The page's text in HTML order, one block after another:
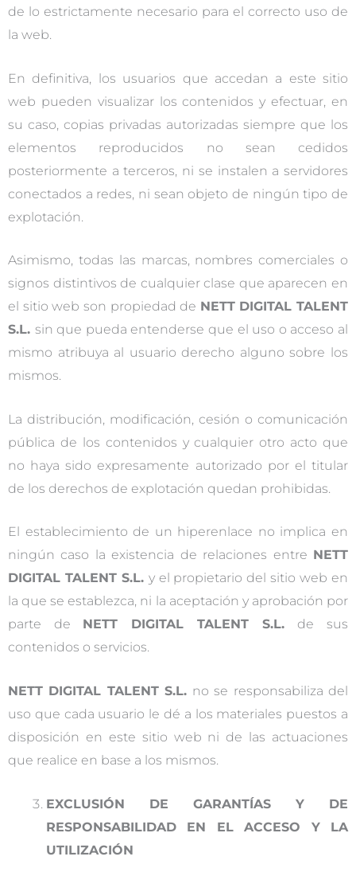
de lo estrictamente necesario para el correcto uso de
la web.
En definitiva, los usuarios que accedan a este sitio
web pueden visualizar los contenidos y efectuar, en
su caso, copias privadas autorizadas siempre que los
elementos reproducidos no sean cedidos
posteriormente a terceros, ni se instalen a servidores
conectados a redes, ni sean objeto de ningún tipo de
explotación.
Asimismo, todas las marcas, nombres comerciales o
signos distintivos de cualquier clase que aparecen en
el sitio web son propiedad de NETT DIGITAL TALENT
S.L. sin que pueda entenderse que el uso o acceso al
mismo atribuya al usuario derecho alguno sobre los
mismos.
La distribución, modificación, cesión o comunicación
pública de los contenidos y cualquier otro acto que
no haya sido expresamente autorizado por el titular
de los derechos de explotación quedan prohibidas.
El establecimiento de un hiperenlace no implica en
ningún caso la existencia de relaciones entre NETT
DIGITAL TALENT S.L. y el propietario del sitio web en
la que se establezca, ni la aceptación y aprobación por
parte de NETT DIGITAL TALENT S.L. de sus
contenidos o servicios.
NETT DIGITAL TALENT S.L. no se responsabiliza del
uso que cada usuario le dé a los materiales puestos a
disposición en este sitio web ni de las actuaciones
que realice en base a los mismos.
EXCLUSIÓN DE GARANTÍAS Y DE
RESPONSABILIDAD EN EL ACCESO Y LA
UTILIZACIÓN